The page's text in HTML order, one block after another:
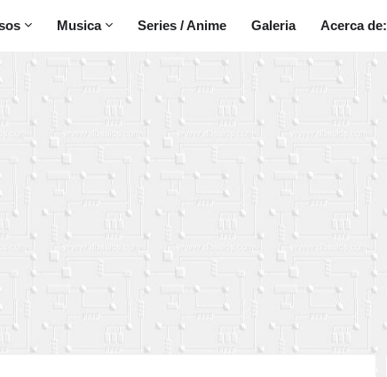
Musica Series / Anime Galeria Acerca de: